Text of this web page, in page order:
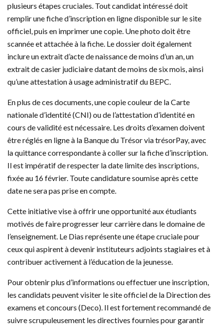
plusieurs étapes cruciales. Tout candidat intéressé doit
remplir une fiche d’inscription en ligne disponible sur le site
officiel, puis en imprimer une copie. Une photo doit être
scannée et attachée à la fiche. Le dossier doit également
inclure un extrait d’acte de naissance de moins d’un an, un
extrait de casier judiciaire datant de moins de six mois, ainsi
qu’une attestation à usage administratif du BEPC.
En plus de ces documents, une copie couleur de la Carte
nationale d’identité (CNI) ou de l’attestation d’identité en
cours de validité est nécessaire. Les droits d’examen doivent
être réglés en ligne à la Banque du Trésor via trésorPay, avec
la quittance correspondante à coller sur la fiche d’inscription.
Il est impératif de respecter la date limite des inscriptions,
fixée au 16 février. Toute candidature soumise après cette
date ne sera pas prise en compte.
Cette initiative vise à offrir une opportunité aux étudiants
motivés de faire progresser leur carrière dans le domaine de
l’enseignement. Le Dias représente une étape cruciale pour
ceux qui aspirent à devenir instituteurs adjoints stagiaires et à
contribuer activement à l’éducation de la jeunesse.
Pour obtenir plus d’informations ou effectuer une inscription,
les candidats peuvent visiter le site officiel de la Direction des
examens et concours (Deco). Il est fortement recommandé de
suivre scrupuleusement les directives fournies pour garantir